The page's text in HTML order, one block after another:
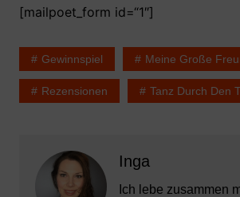
[mailpoet_form id=“1″]
Gewinnspiel Meine Große
Rezensionen Tanz Durch Den
Inga
Ich lebe zusammen